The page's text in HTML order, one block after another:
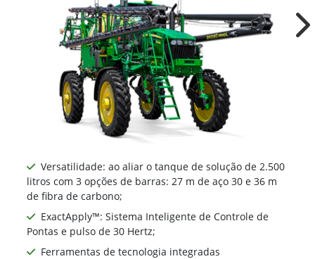
Versatilidade: ao aliar o tanque de solução de 2.500
litros com 3 opções de barras: 27 m de aço 30 e 36 m
de fibra de carbono;
ExactApply™: Sistema Inteligente de Controle de
Pontas e pulso de 30 Hertz;
Ferramentas de tecnologia integradas